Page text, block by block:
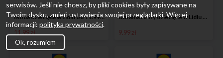
Moda dziecięca w Lidlu od 11.99 zł
11.99 zł
Ubrania i buty dziecięce w Lidlu Online od 9,99 zł
9.99 zł
serwisów. Jeśli nie chcesz, by pliki cookies były zapisywane na
Twoim dysku, zmień ustawienia swojej przeglądarki. Więcej
informacji: polityka prywatności.
Ok, rozumiem